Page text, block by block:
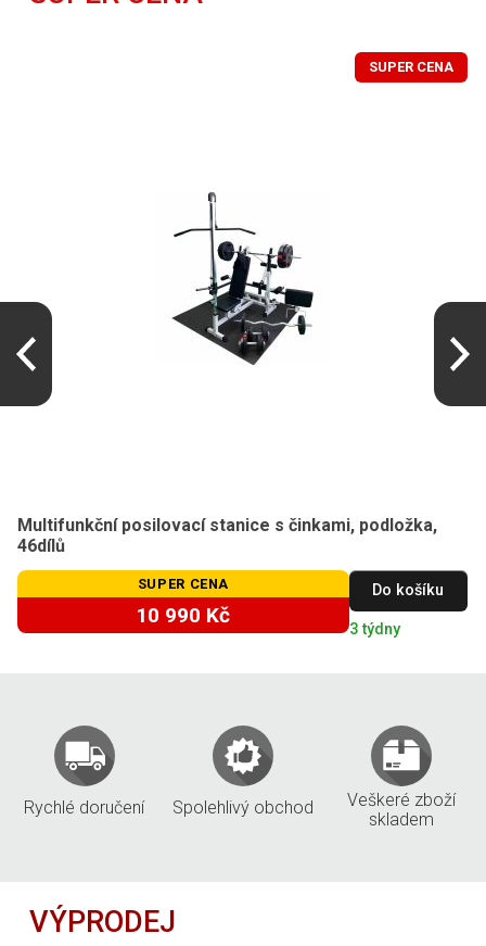
SUPER CENA
Multifunkční posilovací stanice s činkami, podložka,
46dílů
SUPER CENA
10 990 Kč
Do košíku
3 týdny
Rychlé doručení Spolehlivý obchod
Veškeré zboží
skladem
VÝPRODEJ